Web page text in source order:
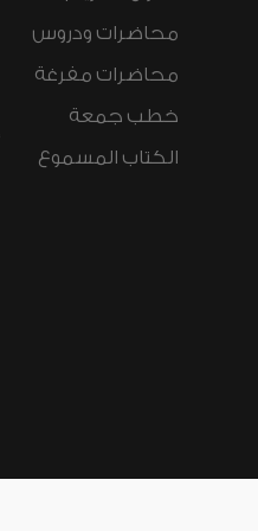
محاضرات ودروس
محاضرات مفرغة
خطب جمعة
الكتاب المسموع